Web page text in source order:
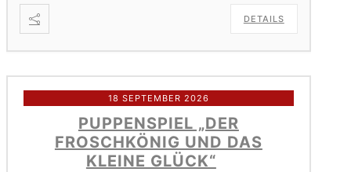
DETAILS
18 SEPTEMBER 2026
PUPPENSPIEL „DER
FROSCHKÖNIG UND DAS
KLEINE GLÜCK“